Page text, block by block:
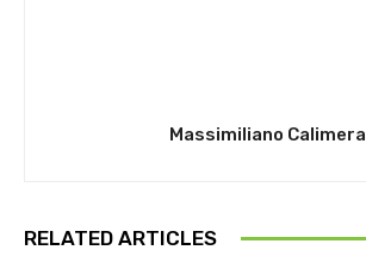
Massimiliano Calimera
RELATED ARTICLES